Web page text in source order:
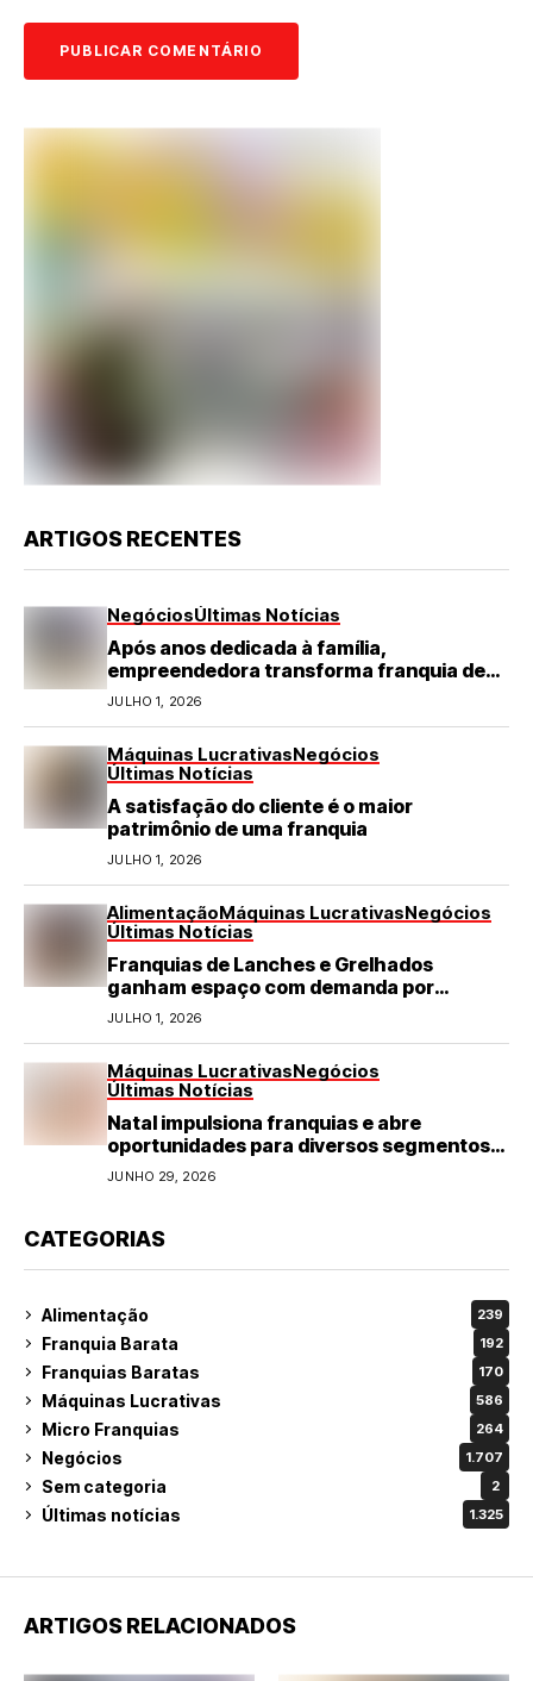
ARTIGOS RECENTES
NegóciosÚltimas Notícias
Após anos dedicada à família,
empreendedora transforma franquia de
turismo em negócio de destaque no RN
JULHO 1, 2026
Máquinas LucrativasNegócios
Últimas Notícias
A satisfação do cliente é o maior
patrimônio de uma franquia
JULHO 1, 2026
AlimentaçãoMáquinas LucrativasNegócios
Últimas Notícias
Franquias de Lanches e Grelhados
ganham espaço com demanda por
refeições rápidas e de qualidade
JULHO 1, 2026
Máquinas LucrativasNegócios
Últimas Notícias
Natal impulsiona franquias e abre
oportunidades para diversos segmentos
do varejo
JUNHO 29, 2026
CATEGORIAS
Alimentação 239
Franquia Barata 192
Franquias Baratas 170
Máquinas Lucrativas 586
Micro Franquias 264
Negócios 1.707
Sem categoria 2
Últimas notícias 1.325
ARTIGOS RELACIONADOS